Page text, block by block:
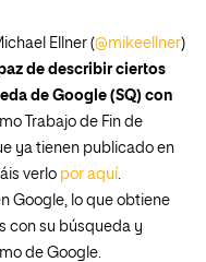
Ellner (@mikeellner)
de describir ciertos
de Google (SQ) con
Trabajo de Fin de
ya tienen publicado en
verlo por aquí.
Google, lo que obtiene
con su búsqueda y
de Google.